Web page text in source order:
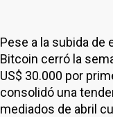
Pese a la subida de
Bitcoin cerró la
US$ 30.000 por
consolidó una
mediados de abril